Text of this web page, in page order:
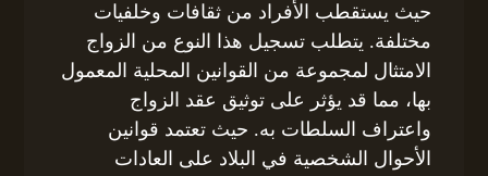
حيث يستقطب الأفراد من ثقافات وخلفيات
مختلفة. يتطلب تسجيل هذا النوع من الزواج
الامتثال لمجموعة من القوانين المحلية المعمول
بها، مما قد يؤثر على توثيق عقد الزواج
واعتراف السلطات به. حيث تعتمد قوانين
الأحوال الشخصية في البلاد على العادات